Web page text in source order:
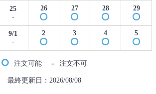
25
-
26 27 28 29
9/1
-
2 3 4 5
注文可能 - 注文不可
最終更新日：2026/08/08